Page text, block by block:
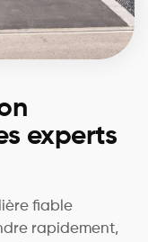
experts
fiable
rapidement,